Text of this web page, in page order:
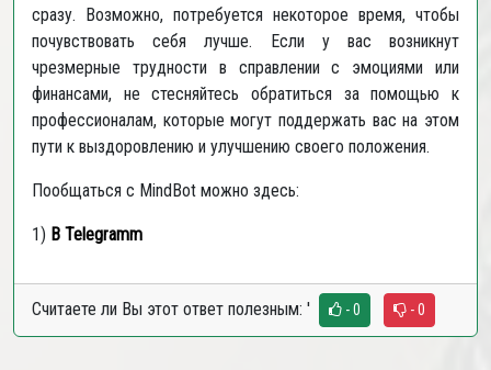
сразу. Возможно, потребуется некоторое время, чтобы
почувствовать себя лучше. Если у вас возникнут
чрезмерные трудности в справлении с эмоциями или
финансами, не стесняйтесь обратиться за помощью к
профессионалам, которые могут поддержать вас на этом
пути к выздоровлению и улучшению своего положения.
Пообщаться с MindBot можно здесь:
1) В Telegramm
Считаете ли Вы этот ответ полезным: ' - 0 - 0